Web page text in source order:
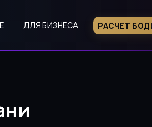
ДЛЯ БИЗНЕСА РАСЧЕТ
судьбы и борьбы